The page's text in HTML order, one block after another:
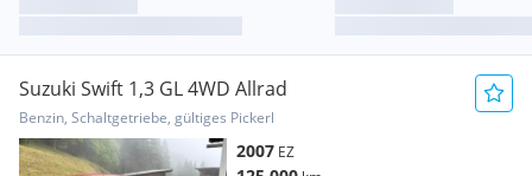
Suzuki Swift 1,3 GL 4WD Allrad
Benzin, Schaltgetriebe, gültiges Pickerl
2007 EZ